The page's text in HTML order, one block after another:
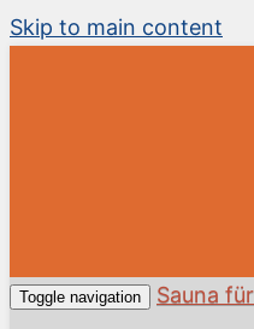
Skip to main content
Toggle navigation Sauna